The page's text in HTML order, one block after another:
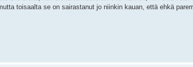
toisaalta se on sairastanut jo niinkin kauan, että ehkä